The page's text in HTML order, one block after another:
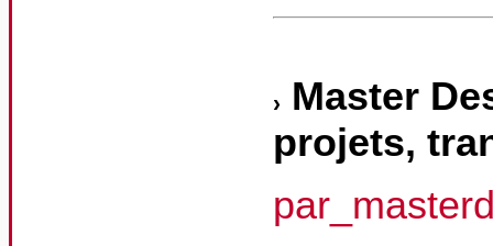
Master
projets,